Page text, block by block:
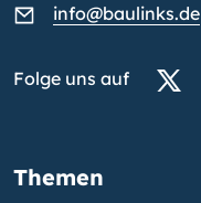
info@baulinks.de
Folge uns auf
Themen